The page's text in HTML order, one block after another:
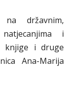
državnim,
i
knjige i druge
Ana-Marija